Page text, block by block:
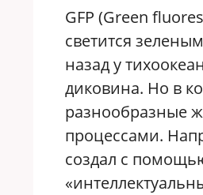
GFP (Green
светится
назад у
диковина. Но в
разнообразные
процессами.
создал с